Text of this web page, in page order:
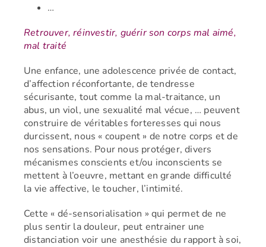
…
Retrouver, réinvestir, guérir son corps mal aimé,
mal traité
Une enfance, une adolescence privée de contact,
d’affection réconfortante, de tendresse
sécurisante, tout comme la mal-traitance, un
abus, un viol, une sexualité mal vécue, … peuvent
construire de véritables forteresses qui nous
durcissent, nous « coupent » de notre corps et de
nos sensations. Pour nous protéger, divers
mécanismes conscients et/ou inconscients se
mettent à l’oeuvre, mettant en grande difficulté
la vie affective, le toucher, l’intimité.
Cette « dé-sensorialisation » qui permet de ne
plus sentir la douleur, peut entrainer une
distanciation voir une anesthésie du rapport à soi,